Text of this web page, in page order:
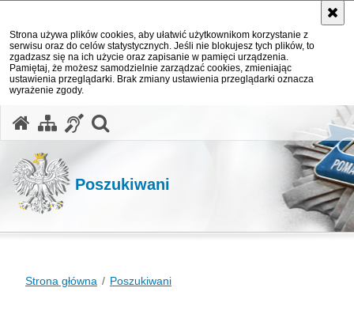
Strona używa plików cookies, aby ułatwić użytkownikom korzystanie z
serwisu oraz do celów statystycznych. Jeśli nie blokujesz tych plików, to
zgadzasz się na ich użycie oraz zapisanie w pamięci urządzenia.
Pamiętaj, że możesz samodzielnie zarządzać cookies, zmieniając
ustawienia przeglądarki. Brak zmiany ustawienia przeglądarki oznacza
wyrażenie zgody.
Poszukiwani
Strona główna Poszukiwani